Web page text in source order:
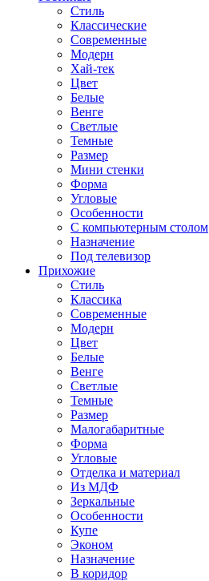
Стиль
Классические
Современные
Модерн
Хай-тек
Цвет
Белые
Венге
Светлые
Темные
Размер
Мини стенки
Форма
Угловые
Особенности
С компьютерным столом
Назначение
Под телевизор
Прихожие
Стиль
Классика
Современные
Модерн
Цвет
Белые
Венге
Светлые
Темные
Размер
Малогабаритные
Форма
Угловые
Отделка и материал
Из МДФ
Зеркальные
Особенности
Купе
Эконом
Назначение
В коридор